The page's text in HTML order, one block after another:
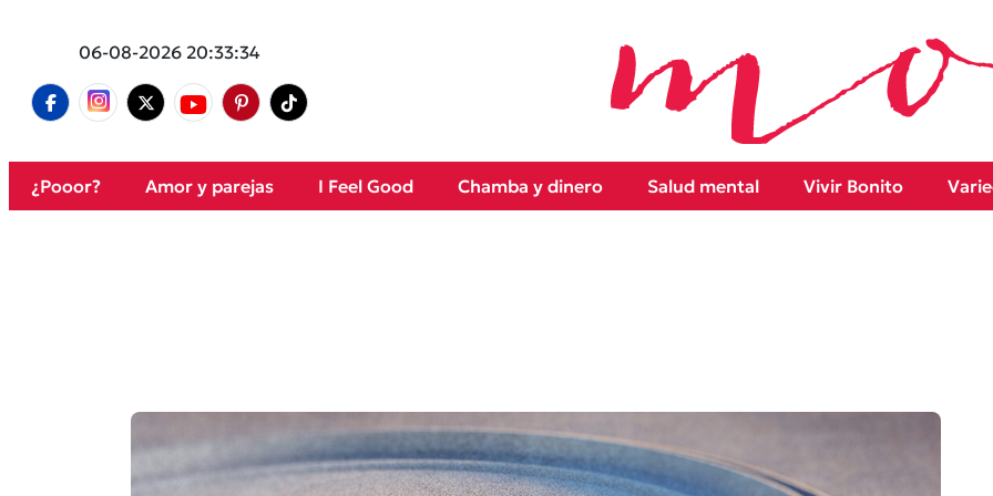
06-08-2026 20:33:34
¿Pooor? Amor y parejas I Feel Good Chamba y dinero Salud mental Vivir Bonito